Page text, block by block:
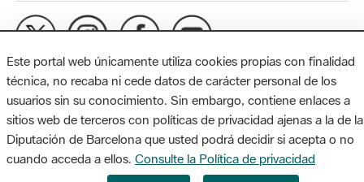
MAPA WEB
Diputación de Barcelona. Edifici Llacuna, 1a planta. Badajoz, 49.
08005 Barcelona. Tel. 934 022 428 / xarxaparcs@diba.cat
Este portal web únicamente utiliza cookies propias con finalidad
técnica, no recaba ni cede datos de carácter personal de los
usuarios sin su conocimiento. Sin embargo, contiene enlaces a
sitios web de terceros con políticas de privacidad ajenas a la de la
Diputación de Barcelona que usted podrá decidir si acepta o no
cuando acceda a ellos. Consulte la Política de privacidad